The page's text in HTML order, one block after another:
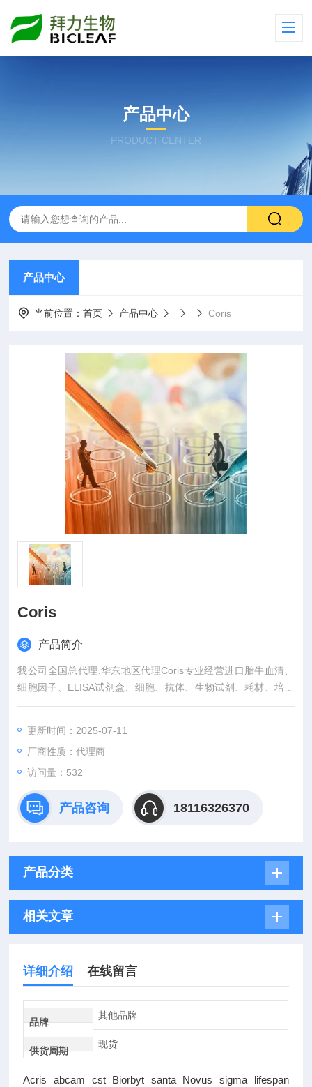
产品中心
PRODUCT CENTER
产品中心
当前位置：首页 产品中心 Coris
Coris
产品简介
我公司全国总代理,华东地区代理Coris专业经营进口胎牛血清、
细胞因子、ELISA试剂盒、细胞、抗体、生物试剂、耗材、培养
基、一抗、二抗、其产品吸附均匀，吸附性好，空白值低，孔底
更新时间：2025-07-11
厂商性质：代理商
访问量：532
产品咨询 18116326370
产品分类
相关文章
详细介绍 在线留言
品牌
其他品牌
供货周期
现货
Acris abcam cst Biorbyt santa Novus sigma lifespan